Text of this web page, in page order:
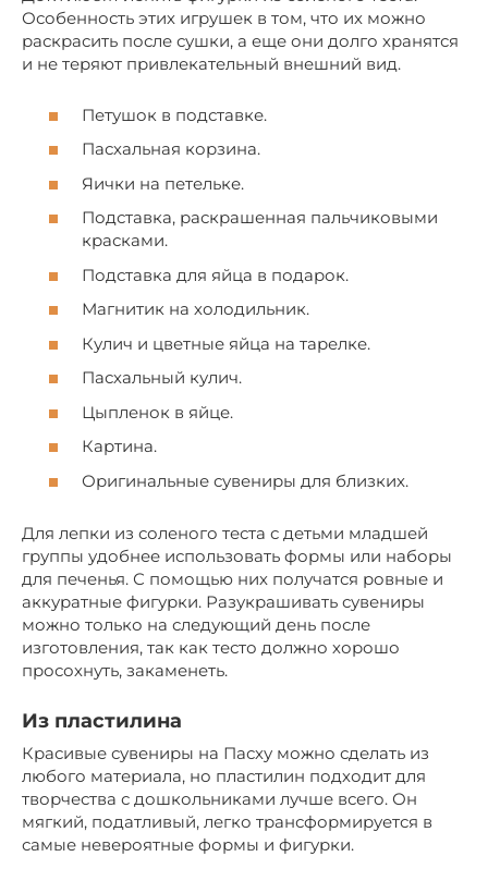
Особенность этих игрушек в том, что их можно
раскрасить после сушки, а еще они долго хранятся
и не теряют привлекательный внешний вид.
Петушок в подставке.
Пасхальная корзина.
Яички на петельке.
Подставка, раскрашенная пальчиковыми
красками.
Подставка для яйца в подарок.
Магнитик на холодильник.
Кулич и цветные яйца на тарелке.
Пасхальный кулич.
Цыпленок в яйце.
Картина.
Оригинальные сувениры для близких.
Для лепки из соленого теста с детьми младшей
группы удобнее использовать формы или наборы
для печенья. С помощью них получатся ровные и
аккуратные фигурки. Разукрашивать сувениры
можно только на следующий день после
изготовления, так как тесто должно хорошо
просохнуть, закаменеть.
Из пластилина
Красивые сувениры на Пасху можно сделать из
любого материала, но пластилин подходит для
творчества с дошкольниками лучше всего. Он
мягкий, податливый, легко трансформируется в
самые невероятные формы и фигурки.